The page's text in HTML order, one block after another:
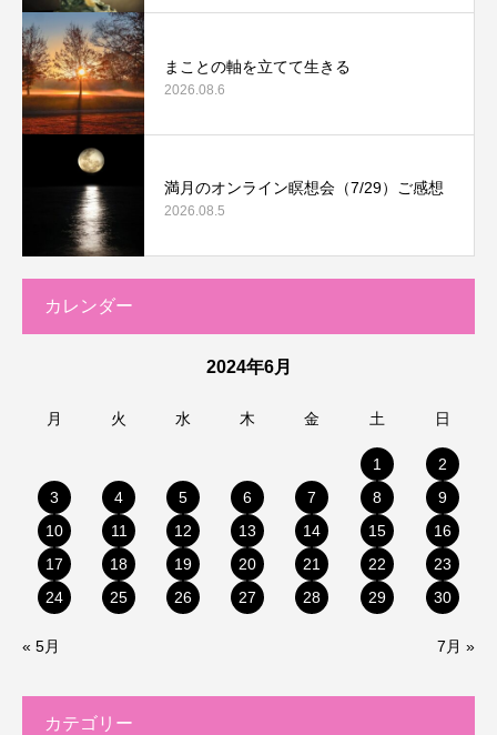
まことの軸を立てて生きる
2026.08.6
満月のオンライン瞑想会（7/29）ご感想
2026.08.5
カレンダー
2024年6月
月 火 水 木 金 土 日
1
2
3
4 5 6 7 8
9
10
11 12 13 14 15
16
17
18 19 20 21 22
23
24
25 26 27 28 29 30
« 5月 7月 »
カテゴリー